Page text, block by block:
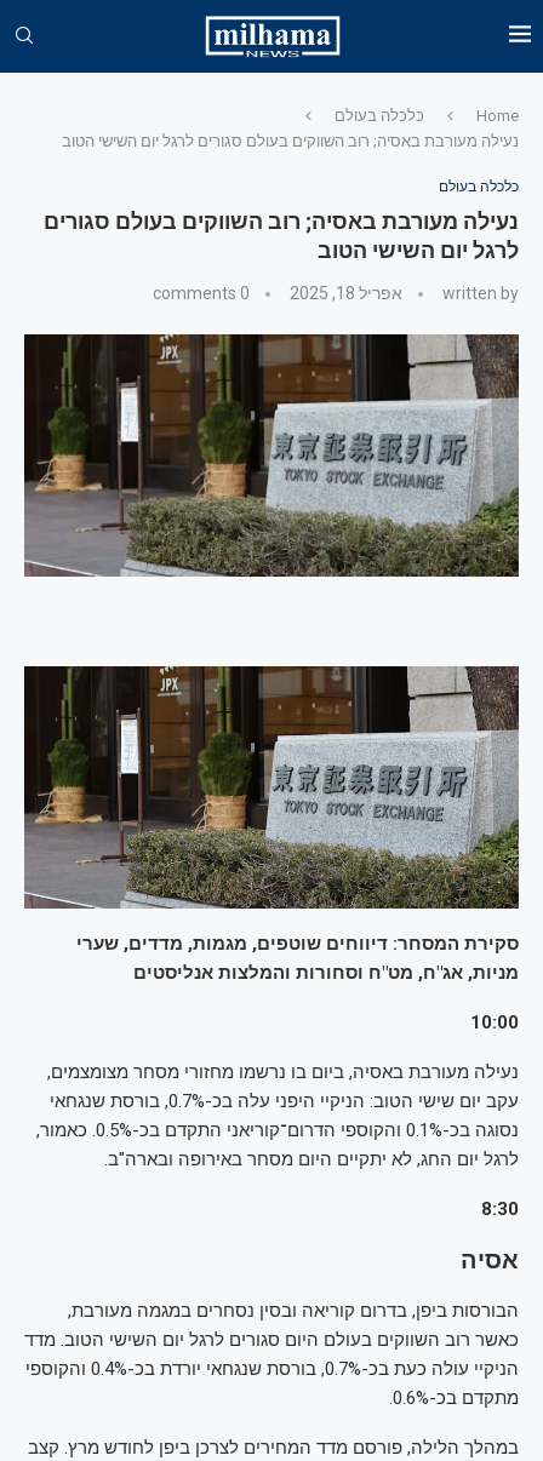
Home
כלכלה בעולם
נעילה מעורבת באסיה; רוב השווקים בעולם סגורים לרגל יום השישי הטוב
כלכלה בעולם
נעילה מעורבת באסיה; רוב השווקים בעולם סגורים
לרגל יום השישי הטוב
written by אפריל 18, 2025 0 comments
סקירת המסחר: דיווחים שוטפים, מגמות, מדדים, שערי
מניות, אג"ח, מט"ח וסחורות והמלצות אנליסטים
10:00
נעילה מעורבת באסיה, ביום בו נרשמו מחזורי מסחר מצומצמים,
עקב יום שישי הטוב: הניקיי היפני עלה בכ-0.7%, בורסת שנגחאי
נסוגה בכ-0.1% והקוספי הדרום־קוריאני התקדם בכ-0.5%. כאמור,
לרגל יום החג, לא יתקיים היום מסחר באירופה ובארה"ב.
8:30
אסיה
הבורסות ביפן, בדרום קוריאה ובסין נסחרים במגמה מעורבת,
כאשר רוב השווקים בעולם היום סגורים לרגל יום השישי הטוב. מדד
הניקיי עולה כעת בכ-0.7%, בורסת שנגחאי יורדת בכ-0.4% והקוספי
מתקדם בכ-0.6%.
במהלך הלילה, פורסם מדד המחירים לצרכן ביפן לחודש מרץ. קצב